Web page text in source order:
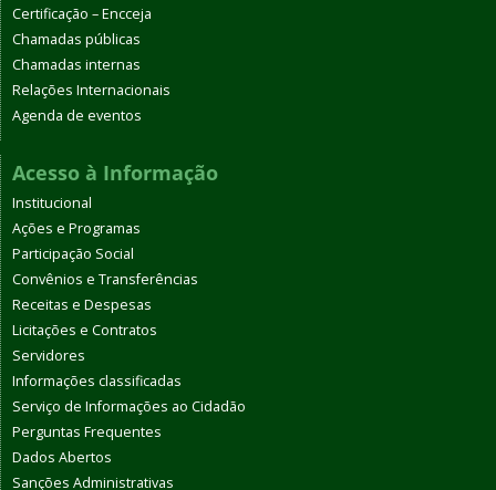
Certificação – Encceja
Chamadas públicas
Chamadas internas
Relações Internacionais
Agenda de eventos
Acesso à Informação
Institucional
Ações e Programas
Participação Social
Convênios e Transferências
Receitas e Despesas
Licitações e Contratos
Servidores
Informações classificadas
Serviço de Informações ao Cidadão
Perguntas Frequentes
Dados Abertos
Sanções Administrativas